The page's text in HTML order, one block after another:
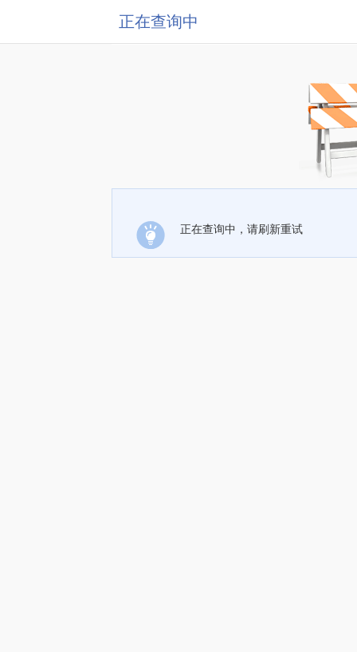
正在查询中
正在查询中，请刷新重试